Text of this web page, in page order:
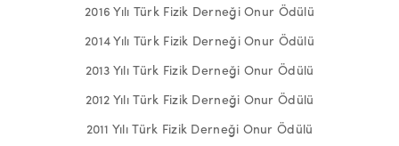
2016 Yılı Türk Fizik Derneği Onur Ödülü
2014 Yılı Türk Fizik Derneği Onur Ödülü
2013 Yılı Türk Fizik Derneği Onur Ödülü
2012 Yılı Türk Fizik Derneği Onur Ödülü
2011 Yılı Türk Fizik Derneği Onur Ödülü